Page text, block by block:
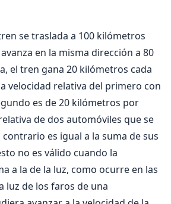
se traslada a 100 kilómetros
en la misma dirección a 80
el tren ga­na 20 kilómetros cada
velocidad relativa del primero con
es de 20 kilómetros por
de dos automóviles que se
es igual a la suma de sus
no es válido cuando la
a la de la luz, como ocurre en las
luz de los faros de una